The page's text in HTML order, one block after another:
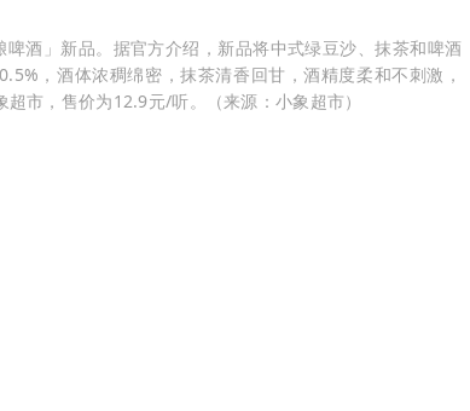
酒」新品。据官方介绍，新品将中式绿豆沙、抹茶和啤酒
，酒体浓稠绵密，抹茶清香回甘，酒精度柔和不刺激，
市，售价为12.9元/听。（来源：小象超市）